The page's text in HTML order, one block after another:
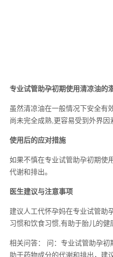
专业试管助孕初期使用清凉油的
虽然清凉油在一般情况下安全有
尚未完全成熟,更容易受到外界因
使用后的应对措施
如果不慎在专业试管助孕初期使
代谢和排出。
医生建议与注意事项
建议人工代怀孕妈在专业试管助
习惯和饮食习惯,有助于胎儿的健
相关问答： 问：专业试管助孕
助于药物成分的代谢和排出，建